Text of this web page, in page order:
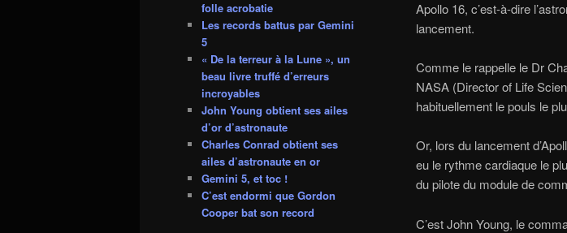
Apollo 16, c’est-à-dire
lancement.
Comme le rappelle le Dr
NASA (Director of Life
habituellement le pouls le
Or, lors du lancement
eu le rythme cardiaque le
du pilote du module de
C’est John Young, le
folle acrobatie
Les records battus par Gemini
5
« De la terreur à la Lune », un
beau livre truffé d’erreurs
incroyables
John Young obtient ses ailes
d’or d’astronaute
Charles Conrad obtient ses
ailes d’astronaute en or
Gemini 5, et toc !
C’est endormi que Gordon
Cooper bat son record